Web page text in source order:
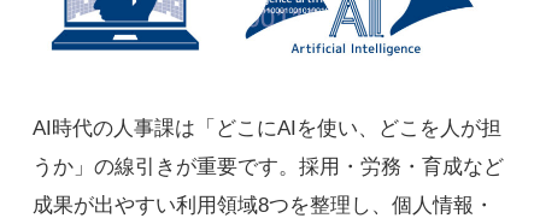
AI時代の人事課は「どこにAIを使い、どこを人が担
うか」の線引きが重要です。採用・労務・育成など
成果が出やすい利用領域8つを整理し、個人情報・